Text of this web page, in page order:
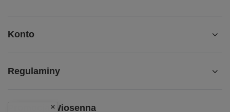
Konto
Regulaminy
Promocja Wiosenna